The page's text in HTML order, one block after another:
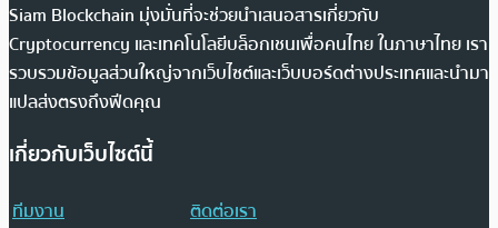
Siam Blockchain มุ่งมั่นที่จะช่วยนำเสนอสารเกี่ยวกับ
Cryptocurrency และเทคโนโลยีบล็อกเชนเพื่อคนไทย ในภาษาไทย เรา
รวบรวมข้อมูลส่วนใหญ่จากเว็บไซต์และเว็บบอร์ดต่างประเทศและนำมา
แปลส่งตรงถึงฟีดคุณ
เกี่ยวกับเว็บไซต์นี้
ทีมงาน
ติดต่อเรา